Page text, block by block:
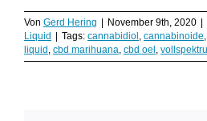
Von Gerd Hering | November 9th, 2020 |
Liquid | Tags: cannabidiol, cannabinoide,
liquid, cbd marihuana, cbd oel,